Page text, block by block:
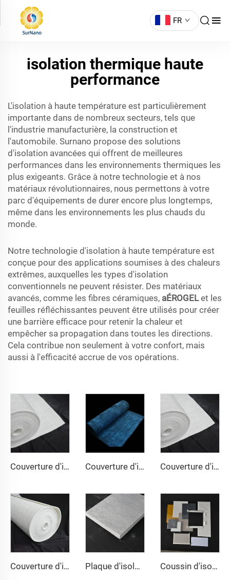
FR
isolation thermique haute
performance
L'isolation à haute température est particulièrement
importante dans de nombreux secteurs, tels que
l'industrie manufacturière, la construction et
l'automobile. Surnano propose des solutions
d'isolation avancées qui offrent de meilleures
performances dans les environnements thermiques les
plus exigeants. Grâce à notre technologie et à nos
matériaux révolutionnaires, nous permettons à votre
parc d'équipements de durer encore plus longtemps,
même dans les environnements les plus chauds du
monde.
Notre technologie d'isolation à haute température est
conçue pour des applications soumises à des chaleurs
extrêmes, auxquelles les types d'isolation
conventionnels ne peuvent résister. Des matériaux
avancés, comme les fibres céramiques, aÉROGELet les
feuilles réfléchissantes peuvent être utilisés pour créer
une barrière efficace pour retenir la chaleur et
empêcher sa propagation dans toutes les directions.
Cela contribue non seulement à votre confort, mais
aussi à l'efficacité accrue de vos opérations.
Couverture d'isolation en aérogel 200℃ Couverture d'isolation en aérogel 350℃ Couverture d'isolation en aérogel 650℃
Couverture d'isolation en aérogel 1000℃ Plaque d'isolation Nano Coussin d'isolation en aérogel